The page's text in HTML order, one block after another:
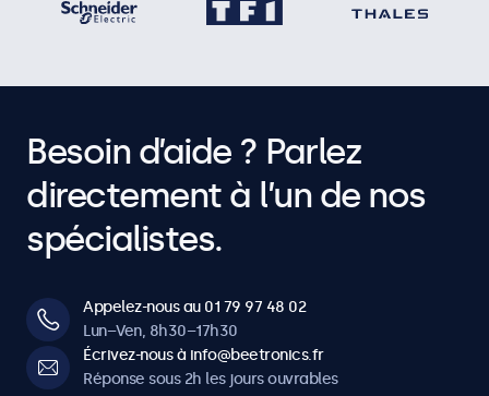
Besoin d’aide ? Parlez
directement à l’un de nos
spécialistes.
Appelez-nous au 01 79 97 48 02
Lun–Ven, 8h30–17h30
Écrivez-nous à info@beetronics.fr
Réponse sous 2h les jours ouvrables